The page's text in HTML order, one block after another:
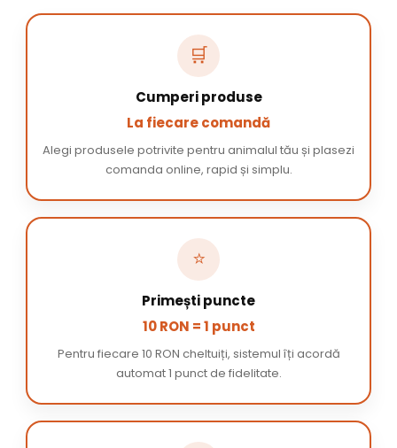
🛒
Cumperi produse
La fiecare comandă
Alegi produsele potrivite pentru animalul tău și plasezi
comanda online, rapid și simplu.
⭐
Primești puncte
10 RON = 1 punct
Pentru fiecare 10 RON cheltuiți, sistemul îți acordă
automat 1 punct de fidelitate.